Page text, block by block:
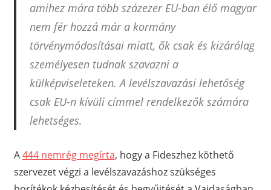
amihez mára több százezer EU-ban élő magyar
nem fér hozzá már a kormány
törvénymódosításai miatt, ők csak és kizárólag
személyesen tudnak szavazni a
külképviseleteken. A levélszavazási lehetőség
csak EU-n kívüli címmel rendelkezők számára
lehetséges.
A444 nemrég megírta, hogy a Fideszhez köthető
szervezet végzi a levélszavazáshoz szükséges